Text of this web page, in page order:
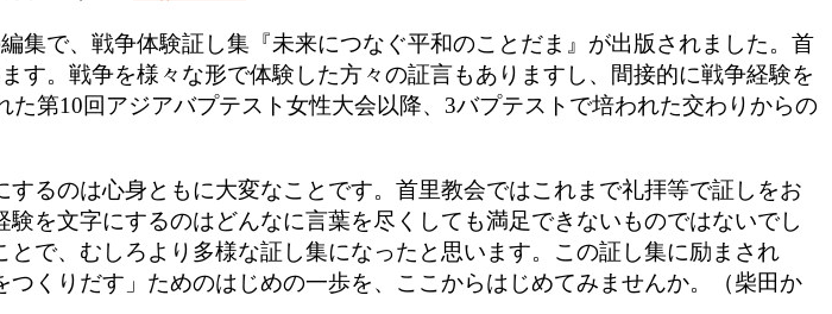
集で、戦争体験証し集『未来につなぐ平和のことだま』が出版されました。首
す。戦争を様々な形で体験した方々の証言もありますし、間接的に戦争経験を
第10回アジアバプテスト女性大会以降、3バプテストで培われた交わりからの
るのは心身ともに大変なことです。首里教会ではこれまで礼拝等で証しをお
を文字にするのはどんなに言葉を尽くしても満足できないものではないでし
で、むしろより多様な証し集になったと思います。この証し集に励まされ
くりだす」ためのはじめの一歩を、ここからはじめてみませんか。（柴田か